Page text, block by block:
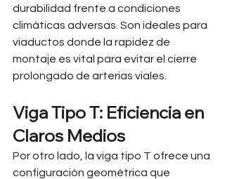
durabilidad frente a condiciones
climáticas adversas. Son ideales para
viaductos donde la rapidez de
montaje es vital para evitar el cierre
prolongado de arterias viales.
Viga Tipo T: Eficiencia en
Claros Medios
Por otro lado, la viga tipo T ofrece una
configuración geométrica que